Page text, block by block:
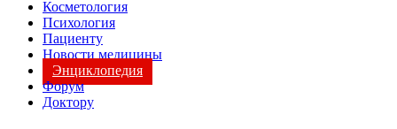
Косметология
Психология
Пациенту
Новости медицины
Энциклопедия
Форум
Доктору